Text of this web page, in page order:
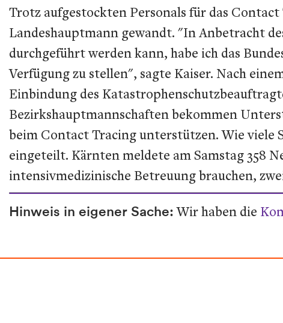
Trotz aufgestockten Personals für das
Landeshauptmann gewandt. "In Anbetracht
durchgeführt werden kann, habe ich das
Verfügung zu stellen", sagte Kaiser. Nach
Einbindung des
Bezirkshauptmannschaften bekommen
beim Contact Tracing unterstützen. Wie viele
eingeteilt. Kärnten meldete am Samstag 358
intensivmedizinische Betreuung brauchen,
Hinweis in eigener Sache:Wir haben die